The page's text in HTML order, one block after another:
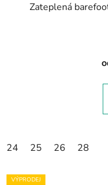
Zateplená
24 25 26 28
VÝPRODEJ